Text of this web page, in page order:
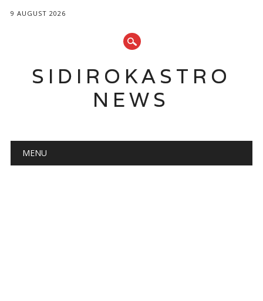
9 AUGUST 2026
SIDIROKASTRO
NEWS
Main menu
MENU